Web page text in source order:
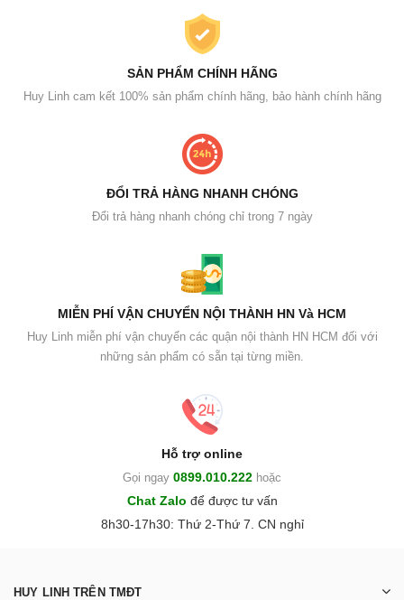
SẢN PHẨM CHÍNH HÃNG
Huy Linh cam kết 100% sản phẩm chính hãng, bảo hành chính hãng
ĐỔI TRẢ HÀNG NHANH CHÓNG
Đổi trả hàng nhanh chóng chỉ trong 7 ngày
MIỄN PHÍ VẬN CHUYỂN NỘI THÀNH HN Và HCM
Huy Linh miễn phí vận chuyển các quận nội thành HN HCM đối với
những sản phẩm có sẵn tại từng miền.
Hỗ trợ online
Gọi ngay 0899.010.222 hoặc
Chat Zalo để được tư vấn
8h30-17h30: Thứ 2-Thứ 7. CN nghỉ
HUY LINH TRÊN TMĐT